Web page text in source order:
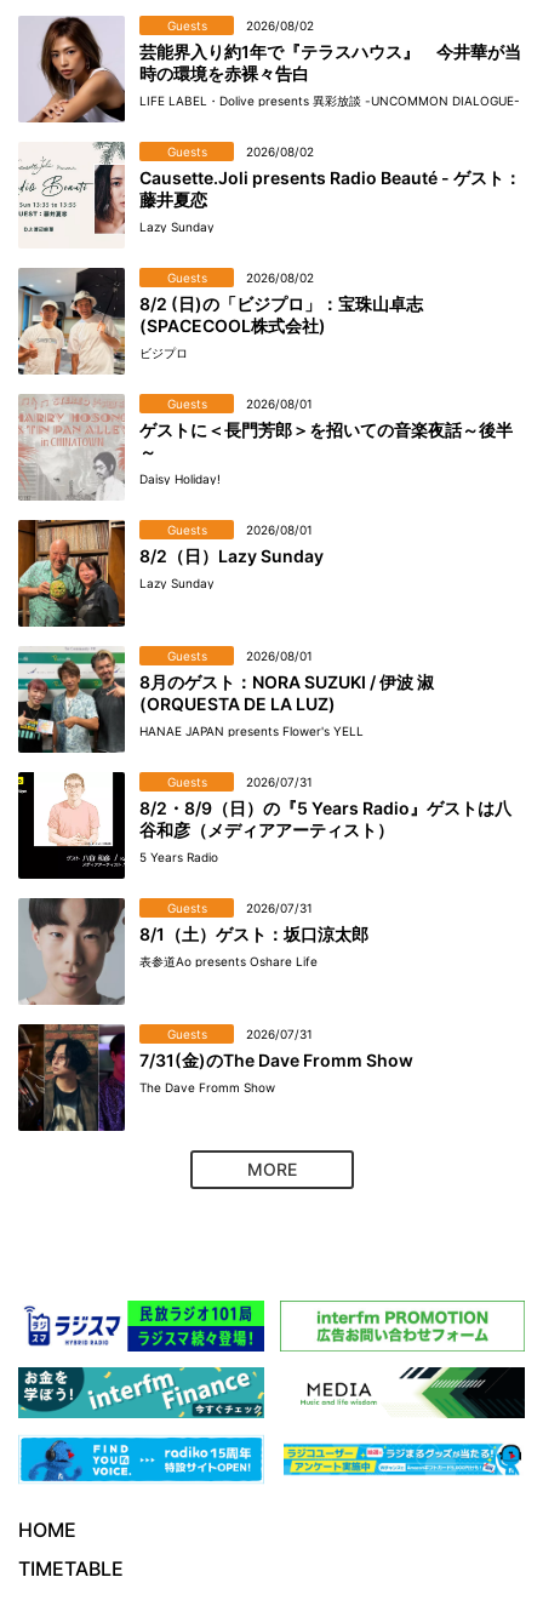
Guests 2026/08/02
芸能界入り約1年で『テラスハウス』 今井華が当
時の環境を赤裸々告白
LIFE LABEL・Dolive presents 異彩放談 -UNCOMMON DIALOGUE-
Guests 2026/08/02
Causette.Joli presents Radio Beauté - ゲスト：
藤井夏恋
Lazy Sunday
Guests 2026/08/02
8/2 (日)の「ビジプロ」：宝珠山卓志
(SPACECOOL株式会社)
ビジプロ
Guests 2026/08/01
ゲストに＜長門芳郎＞を招いての音楽夜話～後半
～
Daisy Holiday!
Guests 2026/08/01
8/2（日）Lazy Sunday
Lazy Sunday
Guests 2026/08/01
8月のゲスト：NORA SUZUKI / 伊波 淑
(ORQUESTA DE LA LUZ)
HANAE JAPAN presents Flower's YELL
Guests 2026/07/31
8/2・8/9（日）の『5 Years Radio』ゲストは八
谷和彦（メディアアーティスト）
5 Years Radio
Guests 2026/07/31
8/1（土）ゲスト：坂口涼太郎
表参道Ao presents Oshare Life
Guests 2026/07/31
7/31(金)のThe Dave Fromm Show
The Dave Fromm Show
MORE
HOME
TIMETABLE